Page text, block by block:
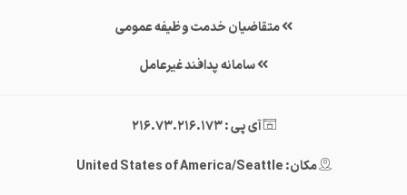
متقاضیان خدمت وظیفه عمومی
سامانه پدافند غیرعامل
آی پی : 216.73.216.173
مکان: United States of America/Seattle